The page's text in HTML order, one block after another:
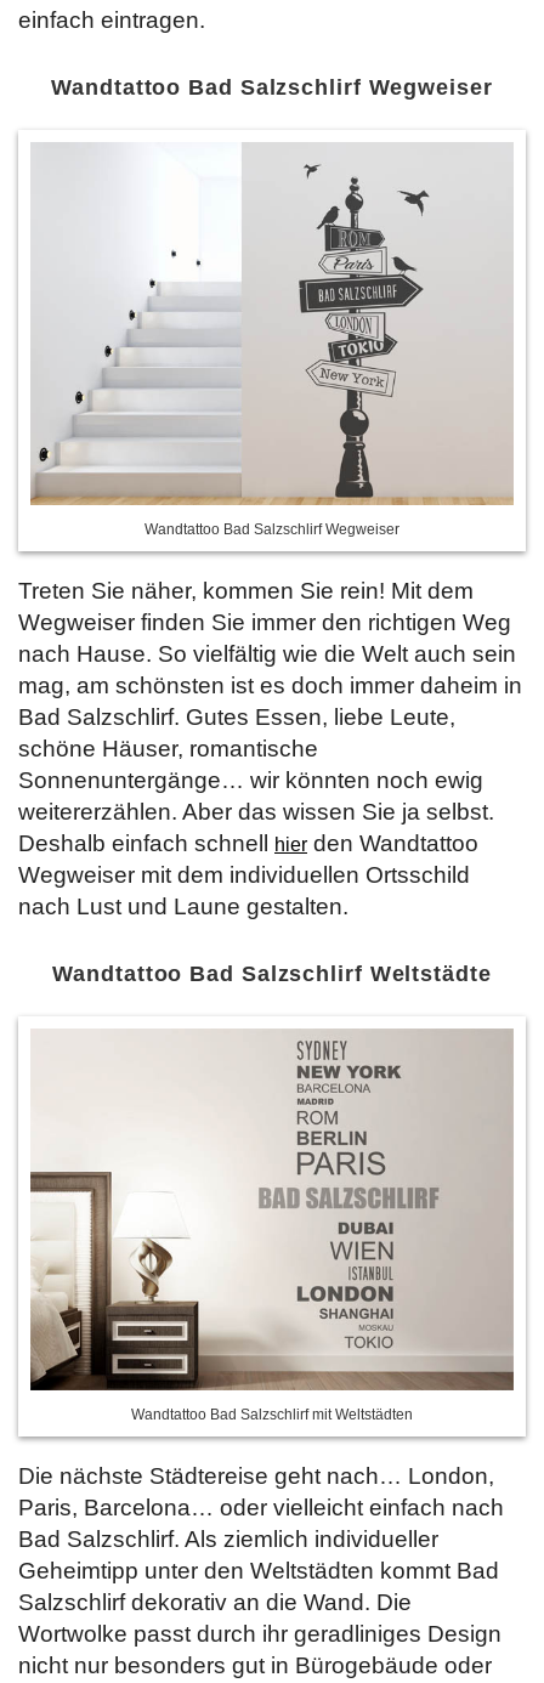
einfach eintragen.
Wandtattoo Bad Salzschlirf Wegweiser
Wandtattoo Bad Salzschlirf Wegweiser
Treten Sie näher, kommen Sie rein! Mit dem
Wegweiser finden Sie immer den richtigen Weg
nach Hause. So vielfältig wie die Welt auch sein
mag, am schönsten ist es doch immer daheim in
Bad Salzschlirf. Gutes Essen, liebe Leute,
schöne Häuser, romantische
Sonnenuntergänge… wir könnten noch ewig
weitererzählen. Aber das wissen Sie ja selbst.
Deshalb einfach schnell hier den Wandtattoo
Wegweiser mit dem individuellen Ortsschild
nach Lust und Laune gestalten.
Wandtattoo Bad Salzschlirf Weltstädte
Wandtattoo Bad Salzschlirf mit Weltstädten
Die nächste Städtereise geht nach… London,
Paris, Barcelona… oder vielleicht einfach nach
Bad Salzschlirf. Als ziemlich individueller
Geheimtipp unter den Weltstädten kommt Bad
Salzschlirf dekorativ an die Wand. Die
Wortwolke passt durch ihr geradliniges Design
nicht nur besonders gut in Bürogebäude oder